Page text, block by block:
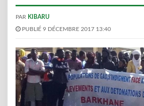
PAR KIBARU
PUBLIÉ 9 DÉCEMBRE 2017 13:40